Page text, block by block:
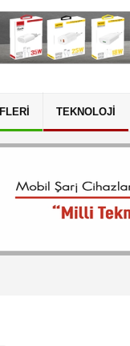
TEKNOLOJI